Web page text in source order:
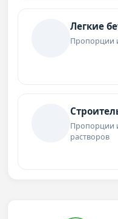
Легкие
Пропорции
Пропорции
растворов